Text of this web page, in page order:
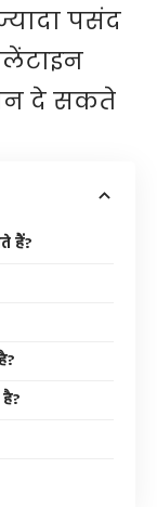
पसंद
दे सकते
हैं?